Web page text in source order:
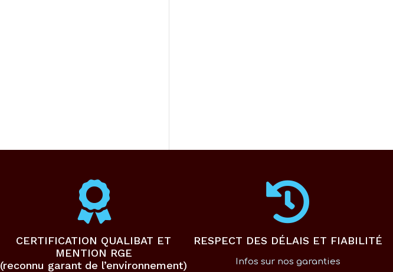
CERTIFICATION QUALIBAT ET
MENTION RGE
(reconnu garant de l’environnement)
RESPECT DES DÉLAIS ET FIABILITÉ
Infos sur nos garanties